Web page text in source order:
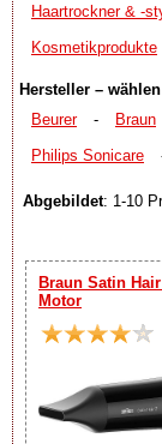
Haartrockner & -
Kosmetikprodukte
Hersteller –
Beurer
- Braun
Philips Sonicare
Abgebildet: 1-10
Braun Satin
Motor